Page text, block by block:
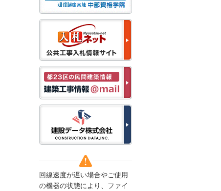
2025/12/22
●年末年始に伴う情報更
新停止のお知らせ●
建設資料館をご利用いた
だき、誠に有難うござい
ます。
下記の期間につきまし
て、弊社休業のため情報
更新を停止させていただ
きます。
【期間】１２月２７日
(土)～１月４日(日)
上記の期間、情報の更新
がされませんので、ご了
承のほど、よろしくお願
なお、情報は１月５日
(月)より登録されます。
2025/08/04
回線速度が遅い場合やご使用
の機器の状態により、ファイ